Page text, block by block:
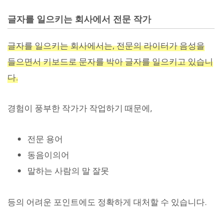
글자를 일으키는 회사에서 전문 작가
글자를 일으키는 회사에서는, 전문의 라이터가 음성을
들으면서 키보드로 문자를 박아 글자를 일으키고 있습니
다.
경험이 풍부한 작가가 작업하기 때문에,
전문 용어
동음이의어
말하는 사람의 말 잘못
등의 어려운 포인트에도 정확하게 대처할 수 있습니다.